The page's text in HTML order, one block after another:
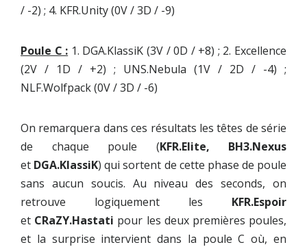
/ -2) ; 4. KFR.Unity (0V / 3D / -9)
Poule C : 1. DGA.KlassiK (3V / 0D / +8) ; 2. Excellence
(2V / 1D / +2) ; UNS.Nebula (1V / 2D / -4) ;
NLF.Wolfpack (0V / 3D / -6)
On remarquera dans ces résultats les têtes de série
de chaque poule (KFR.Elite, BH3.Nexus
et DGA.KlassiK) qui sortent de cette phase de poule
sans aucun soucis. Au niveau des seconds, on
retrouve logiquement les KFR.Espoir
et CRaZY.Hastati pour les deux premières poules,
et la surprise intervient dans la poule C où, en